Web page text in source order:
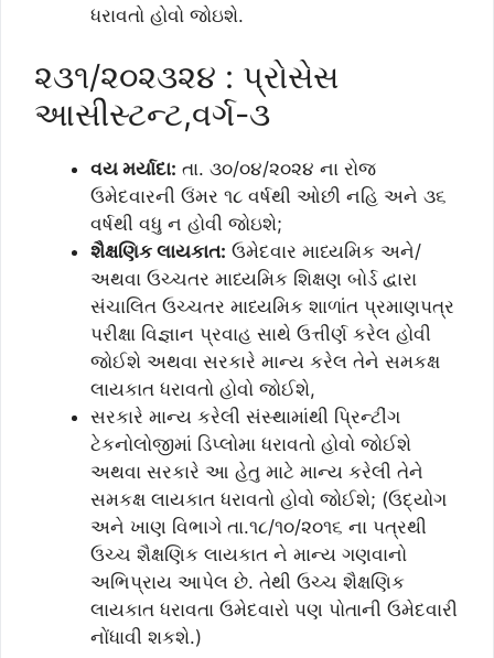
ધરાવતો હોવો જોઇશે.
૨૩૧/૨૦૨૩૨૪ : પ્રોસેસ
આસીસ્ટન્ટ,વર્ગ-૩
વય મર્યાદા: તા. ૩૦/૦૪/૨૦૨૪ ના રોજ
ઉમેદવારની ઉંમર ૧૮ વર્ષથી ઓછી નહિ અને ૩૬
વર્ષથી વધુ ન હોવી જોઇશે;
શૈક્ષણિક લાયકાત: ઉમેદવાર માધ્યમિક અને/
અથવા ઉચ્ચતર માધ્યમિક શિક્ષણ બોર્ડ દ્વારા
સંચાલિત ઉચ્ચતર માધ્યમિક શાળાંત પ્રમાણપત્ર
પરીક્ષા વિજ્ઞાન પ્રવાહ સાથે ઉત્તીર્ણ કરેલ હોવી
જોઈશે અથવા સરકારે માન્ય કરેલ તેને સમકક્ષ
લાયકાત ધરાવતો હોવો જોઈશે,
સરકારે માન્ય કરેલી સંસ્થામાંથી પ્રિન્ટીંગ
ટેકનોલોજીમાં ડિપ્લોમા ધરાવતો હોવો જોઈશે
અથવા સરકારે આ હેતુ માટે માન્ય કરેલી તેને
સમકક્ષ લાયકાત ધરાવતો હોવો જોઈશે; (ઉદ્યોગ
અને ખાણ વિભાગે તા.૧૮/૧૦/૨૦૧૬ ના પત્રથી
ઉચ્ચ શૈક્ષણિક લાયકાત ને માન્ય ગણવાનો
અભિપ્રાય આપેલ છે. તેથી ઉચ્ચ શૈક્ષણિક
લાયકાત ધરાવતા ઉમેદવારો પણ પોતાની ઉમેદવારી
નોંધાવી શકશે.)